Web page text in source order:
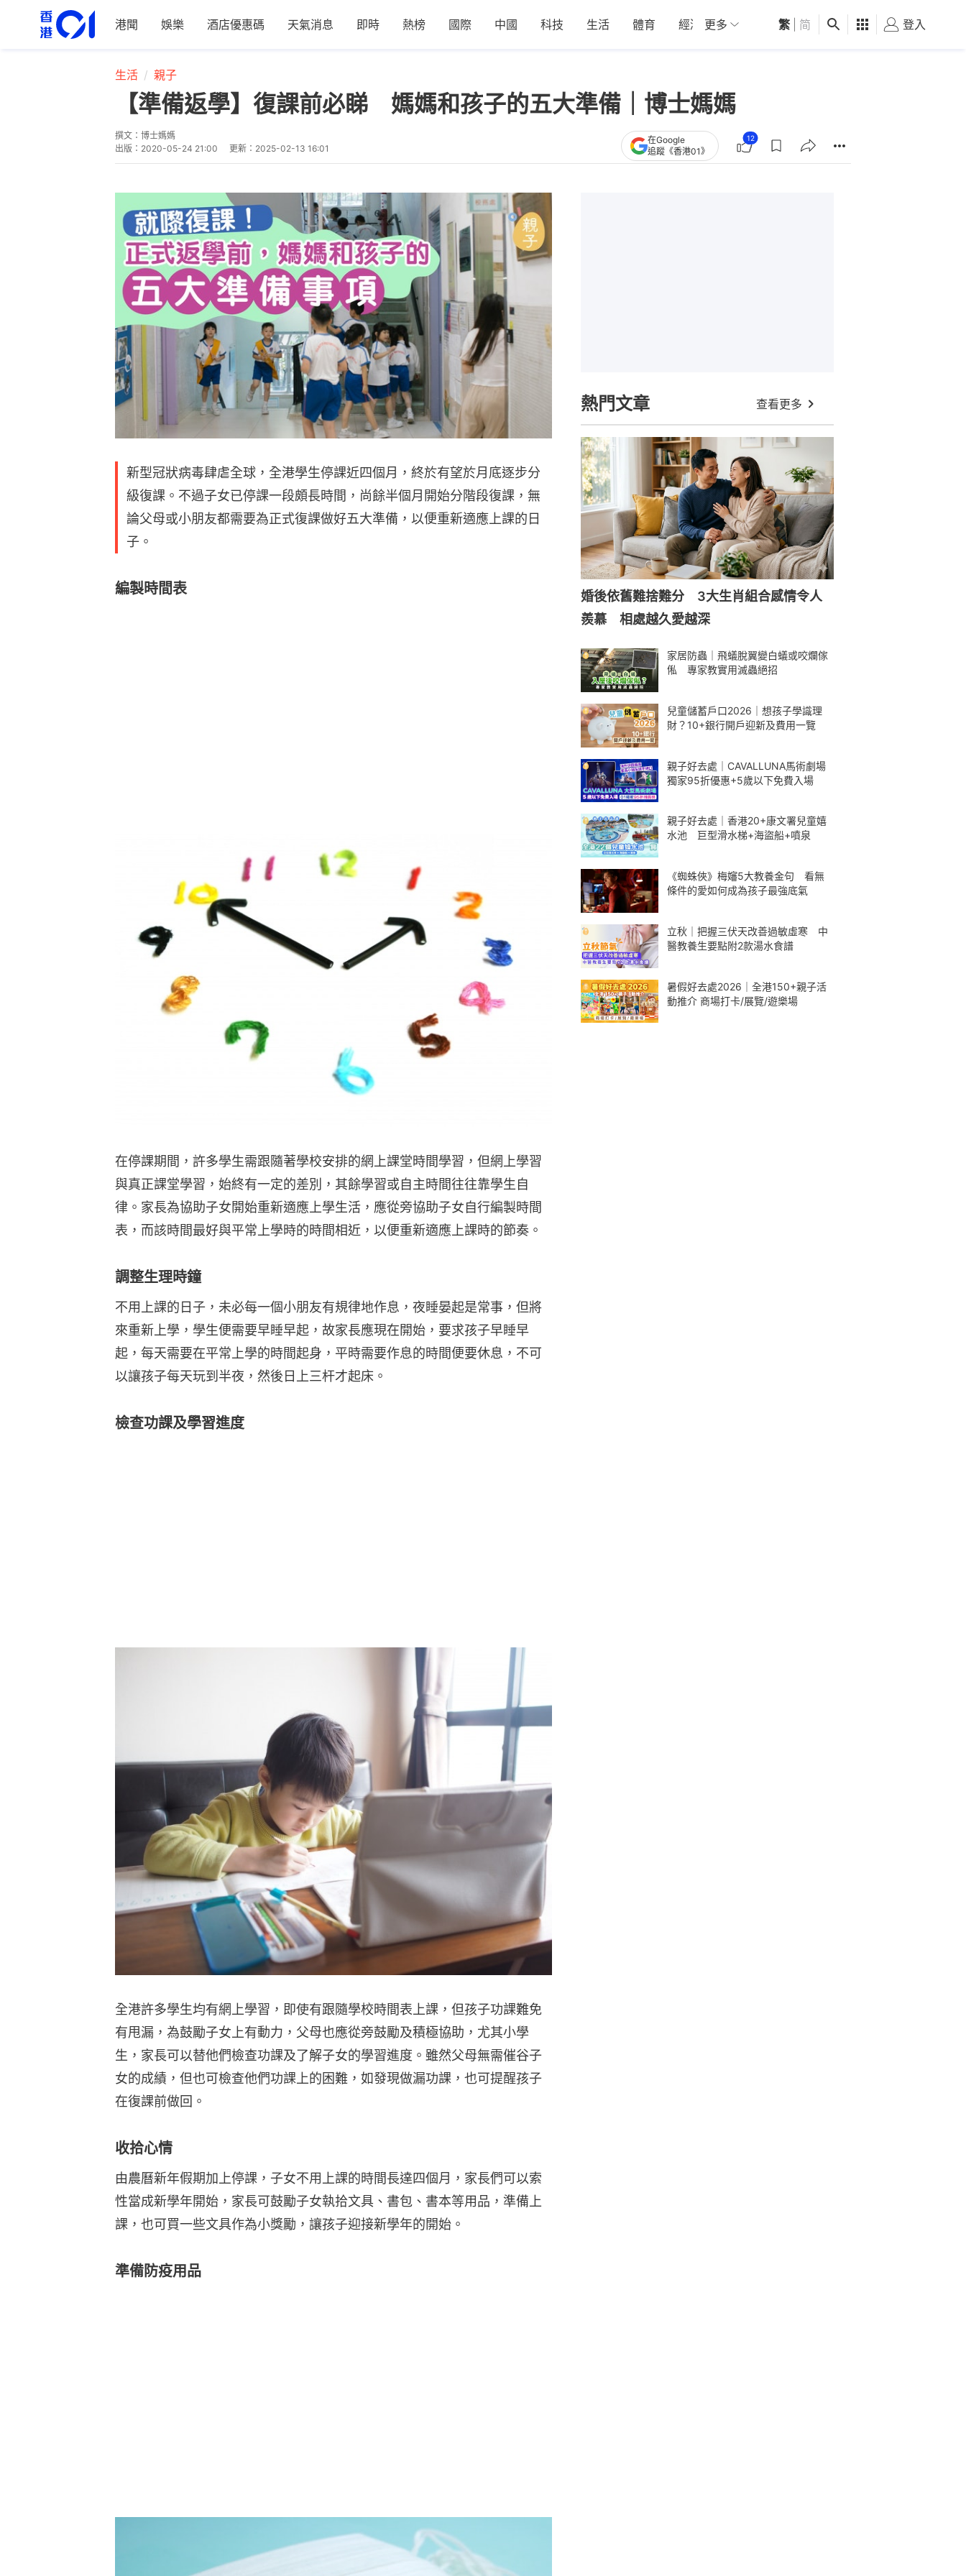
港聞 娛樂 酒店優惠碼 天氣消息 即時 熱榜 國際 中國 科技 生活 體育 經濟 01深圳 觀點 健康 好食玩飛
更多 繁 简 登入
生活 親子
【準備返學】復課前必睇 媽媽和孩子的五大準備｜博士媽媽
撰文： 博士媽媽
出版： 2020-05-24 21:00 更新： 2025-02-13 16:01
在Google
追蹤《香港01》
12
新型冠狀病毒肆虐全球，全港學生停課近四個月，終於有望於月底逐步分
級復課。不過子女已停課一段頗長時間，尚餘半個月開始分階段復課，無
論父母或小朋友都需要為正式復課做好五大準備，以便重新適應上課的日
子。
編製時間表
在停課期間，許多學生需跟隨著學校安排的網上課堂時間學習，但網上學習
與真正課堂學習，始終有一定的差別，其餘學習或自主時間往往靠學生自
律。家長為協助子女開始重新適應上學生活，應從旁協助子女自行編製時間
表，而該時間最好與平常上學時的時間相近，以便重新適應上課時的節奏。
調整生理時鐘
不用上課的日子，未必每一個小朋友有規律地作息，夜睡晏起是常事，但將
來重新上學，學生便需要早睡早起，故家長應現在開始，要求孩子早睡早
起，每天需要在平常上學的時間起身，平時需要作息的時間便要休息，不可
以讓孩子每天玩到半夜，然後日上三杆才起床。
檢查功課及學習進度
全港許多學生均有網上學習，即使有跟隨學校時間表上課，但孩子功課難免
有甩漏，為鼓勵子女上有動力，父母也應從旁鼓勵及積極協助，尤其小學
生，家長可以替他們檢查功課及了解子女的學習進度。雖然父母無需催谷子
女的成績，但也可檢查他們功課上的困難，如發現做漏功課，也可提醒孩子
在復課前做回。
收拾心情
由農曆新年假期加上停課，子女不用上課的時間長達四個月，家長們可以索
性當成新學年開始，家長可鼓勵子女執拾文具、書包、書本等用品，準備上
課，也可買一些文具作為小獎勵，讓孩子迎接新學年的開始。
準備防疫用品
熱門文章 查看更多
婚後依舊難捨難分 3大生肖組合感情令人
羨慕 相處越久愛越深
家居防蟲｜飛蟻脫翼變白蟻或咬爛傢
俬 專家教實用滅蟲絕招
兒童儲蓄戶口2026｜想孩子學識理
財？10+銀行開戶迎新及費用一覽
親子好去處｜CAVALLUNA馬術劇場
獨家95折優惠+5歲以下免費入場
親子好去處｜香港20+康文署兒童嬉
水池 巨型滑水梯+海盜船+噴泉
《蜘蛛俠》梅嬸5大教養金句 看無
條件的愛如何成為孩子最強底氣
立秋｜把握三伏天改善過敏虛寒 中
醫教養生要點附2款湯水食譜
暑假好去處2026｜全港150+親子活
動推介 商場打卡/展覽/遊樂場